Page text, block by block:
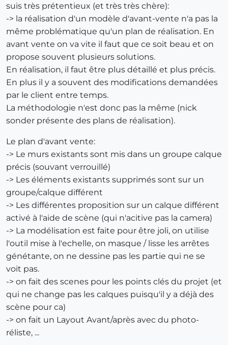
suis très prétentieux (et très très chère):
-> la réalisation d'un modèle d'avant-vente n'a pas la
même problématique qu'un plan de réalisation. En
avant vente on va vite il faut que ce soit beau et on
propose souvent plusieurs solutions.
En réalisation, il faut être plus détaillé et plus précis.
En plus il y a souvent des modifications demandées
par le client entre temps.
La méthodologie n'est donc pas la même (nick
sonder présente des plans de réalisation).
Le plan d'avant vente:
-> Le murs existants sont mis dans un groupe calque
précis (souvant verrouillé)
-> Les éléments existants supprimés sont sur un
groupe/calque différent
-> Les différentes proposition sur un calque différent
activé à l'aide de scène (qui n'acitive pas la camera)
-> La modélisation est faite pour être joli, on utilise
l'outil mise à l'echelle, on masque / lisse les arrêtes
génétante, on ne dessine pas les partie qui ne se
voit pas.
-> on fait des scenes pour les points clés du projet (et
qui ne change pas les calques puisqu'il y a déjà des
scène pour ca)
-> on fait un Layout Avant/après avec du photo-
réliste, ...